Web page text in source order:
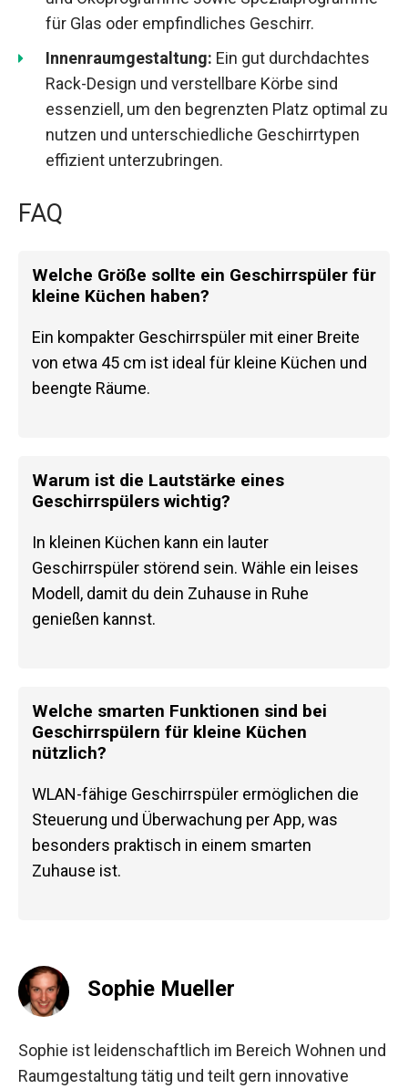
für Glas oder empfindliches Geschirr.
Innenraumgestaltung: Ein gut durchdachtes
Rack-Design und verstellbare Körbe sind
essenziell, um den begrenzten Platz optimal zu
nutzen und unterschiedliche Geschirrtypen
effizient unterzubringen.
FAQ
Welche Größe sollte ein Geschirrspüler für
kleine Küchen haben?
Ein kompakter Geschirrspüler mit einer Breite
von etwa 45 cm ist ideal für kleine Küchen und
beengte Räume.
Warum ist die Lautstärke eines
Geschirrspülers wichtig?
In kleinen Küchen kann ein lauter
Geschirrspüler störend sein. Wähle ein leises
Modell, damit du dein Zuhause in Ruhe
genießen kannst.
Welche smarten Funktionen sind bei
Geschirrspülern für kleine Küchen
nützlich?
WLAN-fähige Geschirrspüler ermöglichen die
Steuerung und Überwachung per App, was
besonders praktisch in einem smarten
Zuhause ist.
Sophie Mueller
Sophie ist leidenschaftlich im Bereich Wohnen und
Raumgestaltung tätig und teilt gern innovative